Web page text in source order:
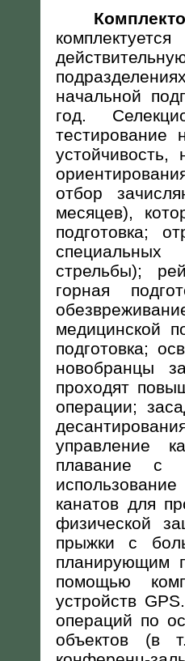
начальной
год.
тестирование
отбор
месяцев),
подготовка;
стрельбы);
горная
медицинской
подготовка;
новобранцы
проходят
операции;
управление
плавание с
канатов для
физической
прыжки с
помощью
устройств GPS
операций по
объектов (в